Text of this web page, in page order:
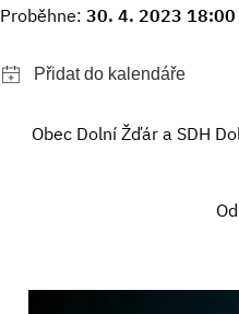
Proběhne: 30. 4. 2023
Obec Dolní Žďár a SDH